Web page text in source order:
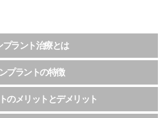
プラント治療とは
プラントの特徴
のメリットとデメリット